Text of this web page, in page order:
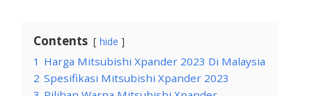
Contents hide
1 Harga Mitsubishi Xpander 2023 Di Malaysia
2 Spesifikasi Mitsubishi Xpander 2023